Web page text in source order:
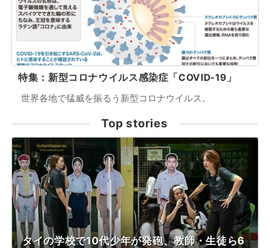
特集：新型コロナウイルス感染症「COVID-19」
世界各地で猛威を振るう新型コロナウイルス。
Top stories
タイの学校で10代少年が発砲、教師・生徒ら6